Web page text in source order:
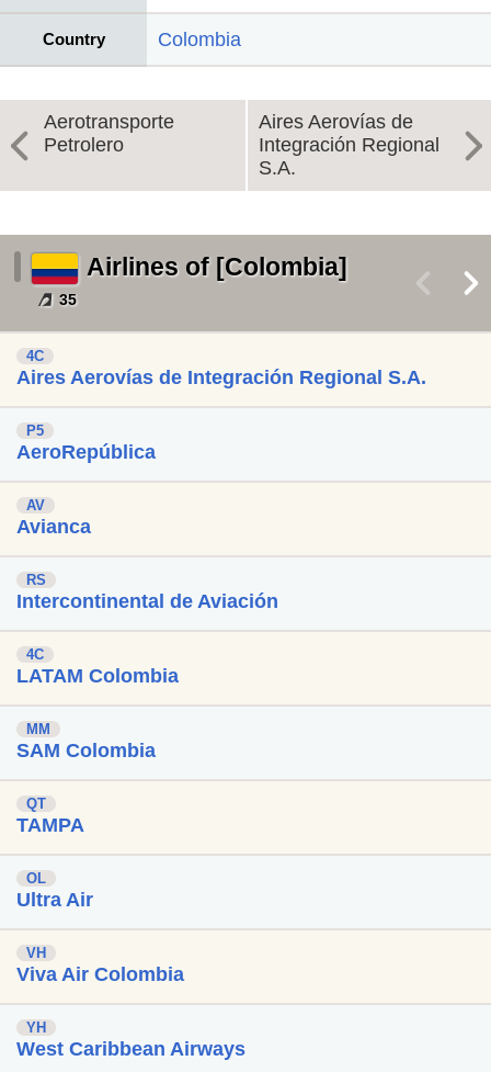
Country Colombia
Aerotransporte
Petrolero
Aires Aerovías de
Integración Regional
S.A.
Airlines of [Colombia]
35
4C
Aires Aerovías de Integración Regional S.A.
P5
AeroRepública
AV
Avianca
RS
Intercontinental de Aviación
4C
LATAM Colombia
MM
SAM Colombia
QT
TAMPA
OL
Ultra Air
VH
Viva Air Colombia
YH
West Caribbean Airways